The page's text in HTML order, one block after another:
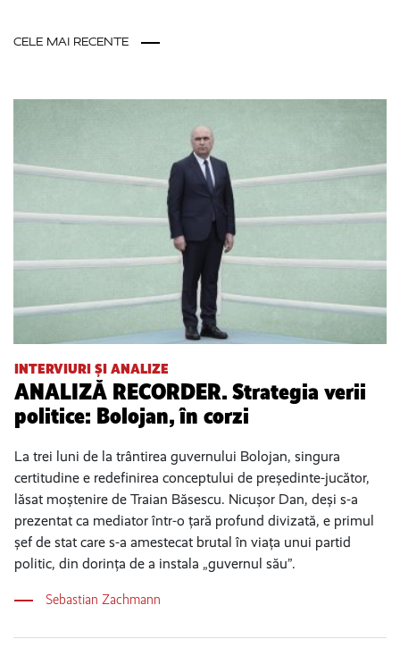
CELE MAI RECENTE
INTERVIURI ȘI ANALIZE
ANALIZĂ RECORDER. Strategia verii
politice: Bolojan, în corzi
La trei luni de la trântirea guvernului Bolojan, singura
certitudine e redefinirea conceptului de președinte-jucător,
lăsat moștenire de Traian Băsescu. Nicușor Dan, deși s-a
prezentat ca mediator într-o țară profund divizată, e primul
șef de stat care s-a amestecat brutal în viața unui partid
politic, din dorința de a instala „guvernul său”.
Sebastian Zachmann